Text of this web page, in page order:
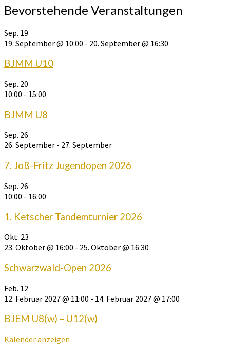
Bevorstehende Veranstaltungen
Sep. 19
19. September @ 10:00 - 20. September @ 16:30
BJMM U10
Sep. 20
10:00 - 15:00
BJMM U8
Sep. 26
26. September - 27. September
7. Joß-Fritz Jugendopen 2026
Sep. 26
10:00 - 16:00
1. Ketscher Tandemturnier 2026
Okt. 23
23. Oktober @ 16:00 - 25. Oktober @ 16:30
Schwarzwald-Open 2026
Feb. 12
12. Februar 2027 @ 11:00 - 14. Februar 2027 @ 17:00
BJEM U8(w) – U12(w)
Kalender anzeigen